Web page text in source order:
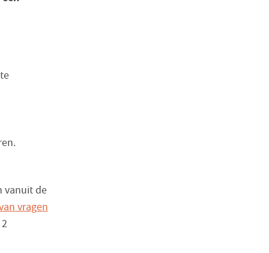
vanuit de
vragen